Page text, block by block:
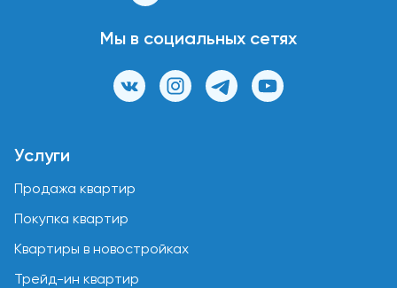
Мы в социальных сетях
Услуги
Продажа квартир
Покупка квартир
Квартиры в новостройках
Трейд-ин квартир